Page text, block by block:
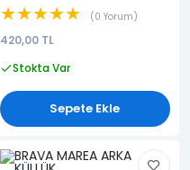
★★★★★ 0 Yorum
420,00 TL
Stokta Var
Sepete Ekle